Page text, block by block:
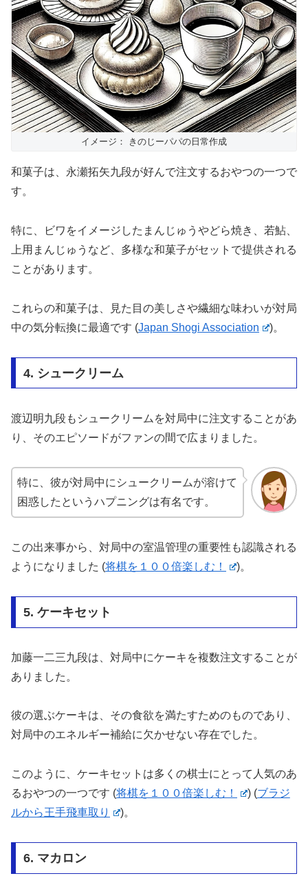
イメージ： きのじーパパの日常作成
和菓子は、永瀬拓矢九段が好んで注文するおやつの一つで
す。
特に、ビワをイメージしたまんじゅうやどら焼き、若鮎、
上用まんじゅうなど、多様な和菓子がセットで提供される
ことがあります。
これらの和菓子は、見た目の美しさや繊細な味わいが対局
中の気分転換に最適です​ (Japan Shogi Association )​。
4. シュークリーム
渡辺明九段もシュークリームを対局中に注文することがあ
り、そのエピソードがファンの間で広まりました。
特に、彼が対局中にシュークリームが溶けて
困惑したというハプニングは有名です。
この出来事から、対局中の室温管理の重要性も認識される
ようになりました​ (将棋を１００倍楽しむ！ )​。
5. ケーキセット
加藤一二三九段は、対局中にケーキを複数注文することが
ありました。
彼の選ぶケーキは、その食欲を満たすためのものであり、
対局中のエネルギー補給に欠かせない存在でした。
このように、ケーキセットは多くの棋士にとって人気のあ
るおやつの一つです​ (将棋を１００倍楽しむ！ )(ブラジ
ルから王手飛車取り
)​。
6. マカロン